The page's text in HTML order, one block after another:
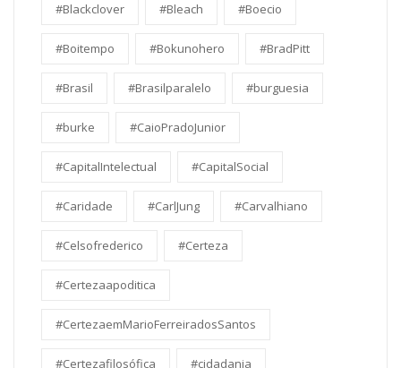
#Blackclover #Bleach #Boecio
#Boitempo #Bokunohero #BradPitt
#Brasil #Brasilparalelo #burguesia
#burke #CaioPradoJunior
#CapitalIntelectual #CapitalSocial
#Caridade #CarlJung #Carvalhiano
#Celsofrederico #Certeza
#Certezaapoditica
#CertezaemMarioFerreiradosSantos
#Certezafilosófica #cidadania